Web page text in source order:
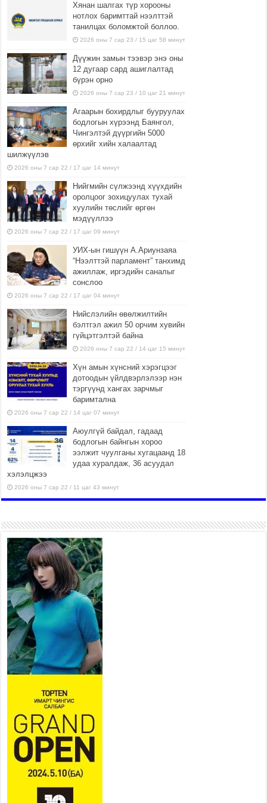
Хянан шалгах түр хорооны
нотлох баримттай нээлттэй
танилцах боломжтой боллоо.
2026 оны 7 сар 23 / 15 цаг 58 минут
Дүүжин замын тээвэр энэ оны
12 дугаар сард ашиглалтад
бүрэн орно
2026 оны 7 сар 23 / 10 цаг 21 минут
Агаарын бохирдлыг бууруулах
бодлогын хүрээнд Баянгол,
Чингэлтэй дүүргийн 5000
өрхийг хийн халаалтад
шилжүүлэв
2026 оны 7 сар 22 / 17 цаг 14 минут
Нийгмийн сүлжээнд хүүхдийн
оролцоог зохицуулах тухай
хуулийн төслийг өргөн
мэдүүллээ
2026 оны 7 сар 22 / 17 цаг 09 минут
УИХ-ын гишүүн А.Ариунзаяа
“Нээлттэй парламент” танхимд
ажиллаж, иргэдийн саналыг
сонслоо
2026 оны 7 сар 22 / 17 цаг 04 минут
Нийслэлийн өвөлжилтийн
бэлтгэл ажил 50 орчим хувийн
гүйцэтгэлтэй байна
2026 оны 7 сар 22 / 14 цаг 15 минут
Хүн амын хүнсний хэрэгцээг
дотоодын үйлдвэрлэлээр нэн
тэргүүнд хангах зарчмыг
баримтална
2026 оны 7 сар 22 / 14 цаг 07 минут
Аюулгүй байдал, гадаад
бодлогын байнгын хороо
ээлжит чуулганы хугацаанд 18
удаа хуралдаж, 36 асуудал
хэлэлцжээ
2026 оны 7 сар 22 / 11 цаг 43 минут
боломжтой-Хүүхэд хөгжүүлэх
төв” байгуулах төсөлд төр,
хувийн хэвшлийн түншлэлийн хүрээнд хамтран
ажиллахыг урьж байна
2026 оны 7 сар 22 / 9 цаг 28 минут
Б.Пүрэвдагва: “Урт цагаан”-ыг
залуучууд чөлөөт цагаа
өнгөрүүлдэг, жуулчид зорьж
ирдэг цэг болгоно
2026 оны 7 сар 21 / 16 цаг 47 минут
Тусгай замын автобус /BRT/ төслийн удирдах
хорооны ээлжит хуралдаан боллоо
Ерөнхий сайд Н.Учрал БНХАУ-аас Монгол Улсад
суугаа Элчин сайд Шэнь Миньжюанийг хүлээн
авч уулзав
2026 оны 7 сар 21 / 16 цаг 39 минут
БҮГД НАЙРАМДАХ ТАЖИКИСТАН УЛСТАЙ
ЭДИЙН ЗАСГИЙН ХАМТЫН АЖИЛЛАГААГ
ӨРГӨЖҮҮЛНЭ
2026 оны 7 сар 21 / 16 цаг 34 минут